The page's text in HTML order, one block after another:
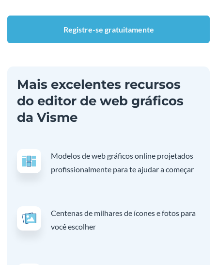
Registre-se gratuitamente
Mais excelentes recursos
do editor de web gráficos
da Visme
Modelos de web gráficos online projetados
profissionalmente para te ajudar a começar
Centenas de milhares de ícones e fotos para
você escolher